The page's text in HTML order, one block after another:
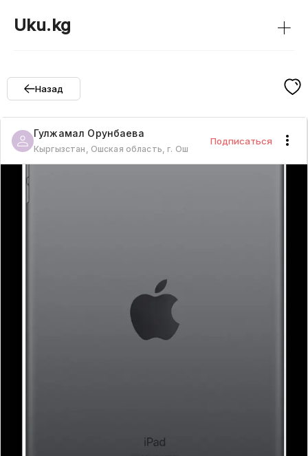
Uku.kg +
Назад
Гулжамал Орунбаева
Кыргызстан, Ошская область, г. Ош
Подписаться